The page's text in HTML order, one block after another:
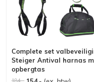
Complete set
Steiger Antival harnas
opbergtas
184,-